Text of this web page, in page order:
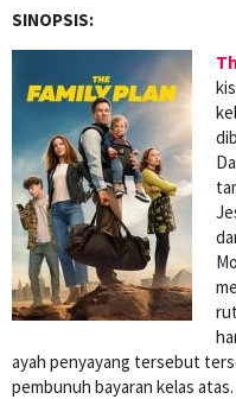
SINOPSIS:
ayah penyayang tersebut
pembunuh bayaran kelas atas.